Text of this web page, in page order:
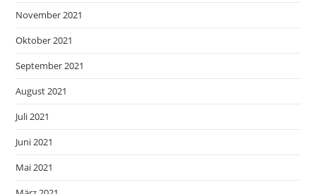
November 2021
Oktober 2021
September 2021
August 2021
Juli 2021
Juni 2021
Mai 2021